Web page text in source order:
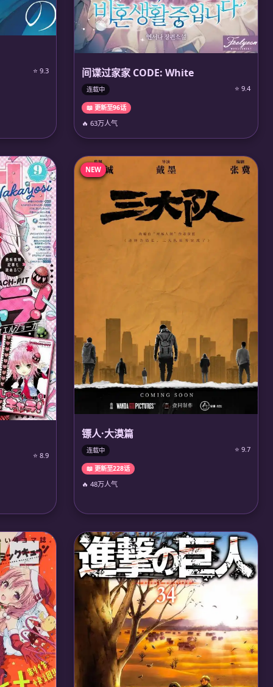
⭐ 9.3 间谍过家家 CODE: White
连载中 ⭐ 9.4
📖 更新至96话
🔥 63万人气
⭐ 8.9
NEW
镖人·大漠篇
连载中 ⭐ 9.7
📖 更新至228话
🔥 48万人气